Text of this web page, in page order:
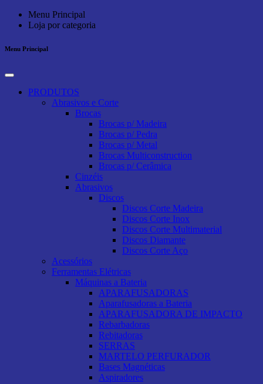
Menu Principal
Loja por categoria
Menu Principal
PRODUTOS
Abrasivos e Corte
Brocas
Brocas p/ Madeira
Brocas p/ Pedra
Brocas p/ Metal
Brocas Multiconstruction
Brocas p/ Cerâmica
Cinzéis
Abrasivos
Discos
Discos Corte Madeira
Discos Corte Inox
Discos Corte Multimaterial
Discos Diamante
Discos Corte Aço
Acessórios
Ferramentas Elétricas
Máquinas a Bateria
APARAFUSADORAS
Aparafusadoras a Bateria
APARAFUSADORA DE IMPACTO
Rebarbadoras
Rebitadoras
SERRAS
MARTELO PERFURADOR
Bases Magnéticas
Aspiradores